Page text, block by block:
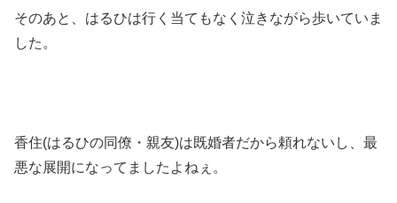
そのあと、はるひは行く当てもなく泣きながら歩いていま
した。
香住(はるひの同僚・親友)は既婚者だから頼れないし、最
悪な展開になってましたよねぇ。